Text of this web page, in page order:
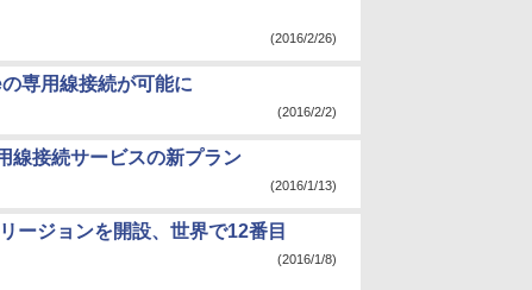
(2016/2/26)
専用線接続が可能に
(2016/2/2)
接続サービスの新プラン
(2016/1/13)
ージョンを開設、世界で12番目
(2016/1/8)